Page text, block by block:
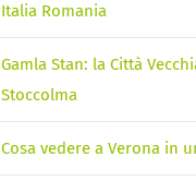
Italia Romania
Gamla Stan: la Città
Stoccolma
Cosa vedere a Verona in